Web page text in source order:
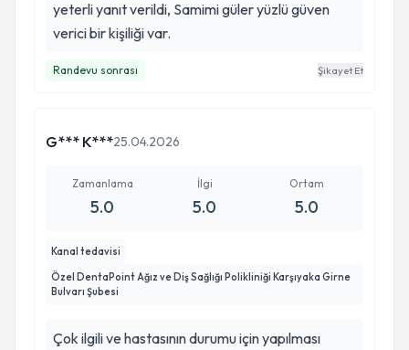
yeterli yanıt verildi, Samimi güler yüzlü güven
verici bir kişiliği var.
Randevu sonrası Şikayet Et
G*** K***25.04.2026
Zamanlama
5.0
İlgi
5.0
Ortam
5.0
Kanal tedavisi
Özel DentaPoint Ağız ve Diş Sağlığı Polikliniği Karşıyaka Girne
Bulvarı Şubesi
Çok ilgili ve hastasının durumu için yapılması